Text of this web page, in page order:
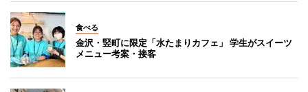
食べる
金沢・竪町に限定「水たまりカフェ」 学生がスイーツ
メニュー考案・接客